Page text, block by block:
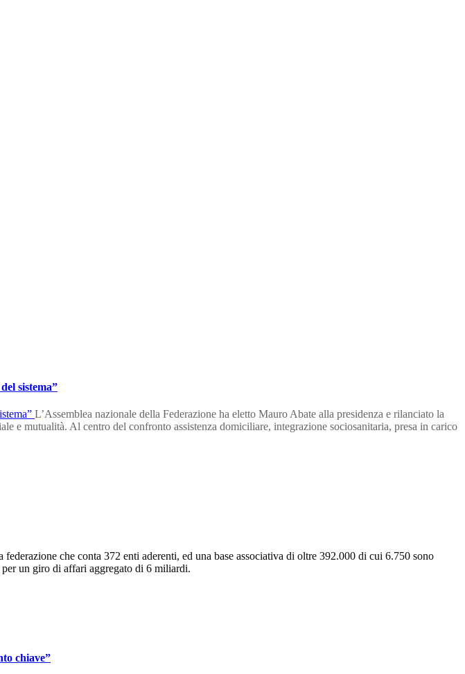
sistema”
L’Assemblea nazionale della Federazione ha eletto Mauro Abate alla presidenza e rilanciato la
e mutualità. Al centro del confronto assistenza domiciliare, integrazione sociosanitaria, presa in carico
federazione che conta 372 enti aderenti, ed una base associativa di oltre 392.000 di cui 6.750 sono
un giro di affari aggregato di 6 miliardi.
chiave”